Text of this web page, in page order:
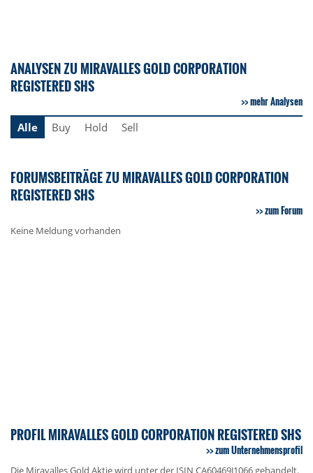
ANALYSEN ZU MIRAVALLES GOLD CORPORATION
REGISTERED SHS
mehr Analysen
Alle
Buy Hold Sell
FORUMSBEITRÄGE ZU MIRAVALLES GOLD CORPORATION
REGISTERED SHS
zum Forum
Keine Meldung vorhanden
PROFIL MIRAVALLES GOLD CORPORATION REGISTERED SHS
zum Unternehmensprofil
Die Miravalles Gold Aktie wird unter der ISIN CA60469J1066 gehandelt.